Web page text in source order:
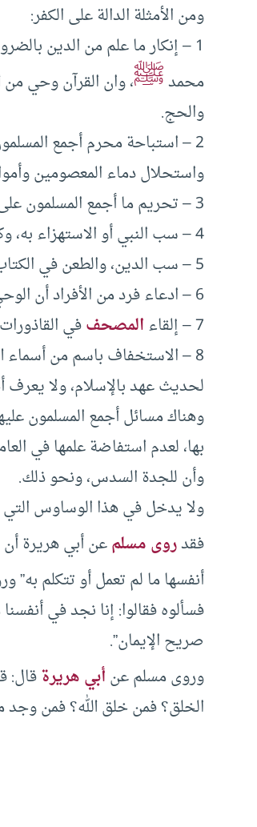
ومن الأمثلة الدالة على الكفر:
1 – إنكار ما علم من الدين
محمدﷺ، وان القرآن وحي من
والحج.
2 – استباحة محرم أجمع
واستحلال دماء المعصومين
3 – تحريم ما أجمع المسلمون على حله “كتحريم الطيبات”.
4 – سب النبي أو الاستهزاء به، وكذا سب أي نبي من أنبياء الله.
5 – سب الدين، والطعن في الكتاب، والسنة، وترك الحكم بهما، وتفضيل القوانين الوضعية عليهما.
6 – ادعاء فرد من الأفراد أن الوحي ينزل عليه.
7 – إلقاء
المصحففي
8 – الاستخفاف باسم من أسماء
لحديث عهد بالإسلام، ولا يعرف
وهناك مسائل أجمع المسلمون
بها، لعدم استفاضة علمها في
وأن للجدة السدس، ونحو ذلك.
ولا يدخل في هذا الوساوس التي
فقدروى مسلمعن أبي هريرة أن
أنفسها ما لم تعمل أو تتكلم
فسألوه فقالوا: إنا نجد في
صريح الإيمان”.
وروى مسلم عنأبي هريرةقال:
الخلق؟ فمن خلق الله؟ فمن وجد